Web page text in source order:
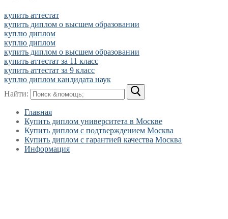
купить аттестат
купить диплом о высшем образовании
куплю диплом
куплю диплом
купить диплом о высшем образовании
купить аттестат за 11 класс
купить аттестат за 9 класс
куплю диплом кандидата наук
Найти:
Главная
Купить диплом университета в Москве
Купить диплом с подтверждением Москва
Купить диплом с гарантией качества Москва
Информация